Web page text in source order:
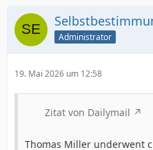
Administrator
19. Mai 2026 um 12:58
Zitat von Dailymail
Thomas Miller underwent